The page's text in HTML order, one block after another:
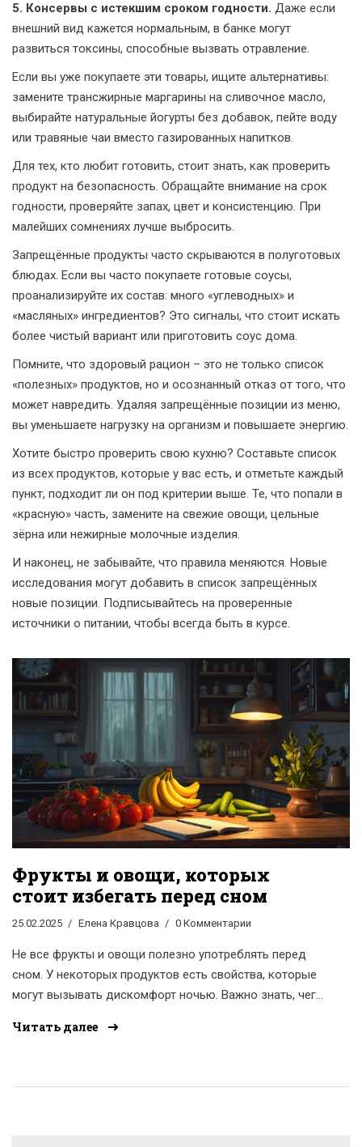
5. Консервы с истекшим сроком годности. Даже если
внешний вид кажется нормальным, в банке могут
развиться токсины, способные вызвать отравление.
Если вы уже покупаете эти товары, ищите альтернативы:
замените трансжирные маргарины на сливочное масло,
выбирайте натуральные йогурты без добавок, пейте воду
или травяные чаи вместо газированных напитков.
Для тех, кто любит готовить, стоит знать, как проверить
продукт на безопасность. Обращайте внимание на срок
годности, проверяйте запах, цвет и консистенцию. При
малейших сомнениях лучше выбросить.
Запрещённые продукты часто скрываются в полуготовых
блюдах. Если вы часто покупаете готовые соусы,
проанализируйте их состав: много «углеводных» и
«масляных» ингредиентов? Это сигналы, что стоит искать
более чистый вариант или приготовить соус дома.
Помните, что здоровый рацион – это не только список
«полезных» продуктов, но и осознанный отказ от того, что
может навредить. Удаляя запрещённые позиции из меню,
вы уменьшаете нагрузку на организм и повышаете энергию.
Хотите быстро проверить свою кухню? Составьте список
из всех продуктов, которые у вас есть, и отметьте каждый
пункт, подходит ли он под критерии выше. Те, что попали в
«красную» часть, замените на свежие овощи, цельные
зёрна или нежирные молочные изделия.
И наконец, не забывайте, что правила меняются. Новые
исследования могут добавить в список запрещённых
новые позиции. Подписывайтесь на проверенные
источники о питании, чтобы всегда быть в курсе.
Фрукты и овощи, которых
стоит избегать перед сном
25.02.2025 Елена Кравцова 0 Комментарии
Не все фрукты и овощи полезно употреблять перед
сном. У некоторых продуктов есть свойства, которые
могут вызывать дискомфорт ночью. Важно знать, чего
статья объясняет, какие плоды могут мешать
Читать далее